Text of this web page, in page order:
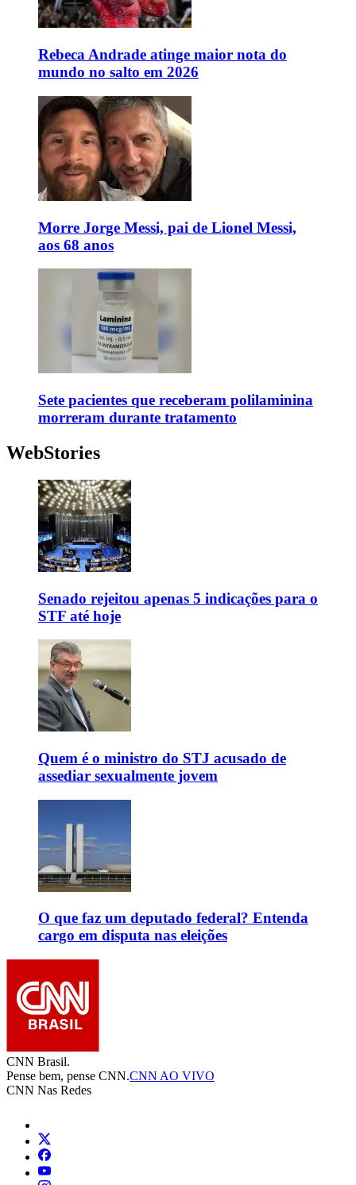
Rebeca Andrade atinge maior nota do
mundo no salto em 2026
Morre Jorge Messi, pai de Lionel Messi,
aos 68 anos
Sete pacientes que receberam polilaminina
morreram durante tratamento
WebStories
Senado rejeitou apenas 5 indicações para o
STF até hoje
Quem é o ministro do STJ acusado de
assediar sexualmente jovem
O que faz um deputado federal? Entenda
cargo em disputa nas eleições
CNN Brasil.
Pense bem, pense CNN.CNN AO VIVO
CNN Nas Redes